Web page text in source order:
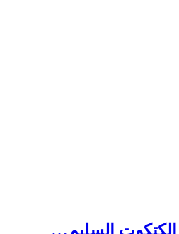
الكتكوت السليم…